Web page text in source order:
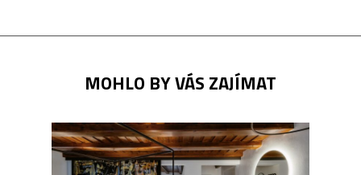
MOHLO BY VÁS ZAJÍMAT